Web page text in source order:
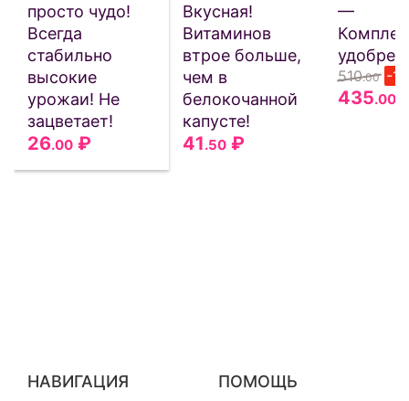
просто чудо!
Всегда
стабильно
высокие
урожаи! Не
зацветает!
26.00 ₽
Вкусная!
Витаминов
втрое больше,
чем в
белокочанной
капусте!
41.50 ₽
—
510.00 -
435.00
НАВИГАЦИЯ ПОМОЩЬ